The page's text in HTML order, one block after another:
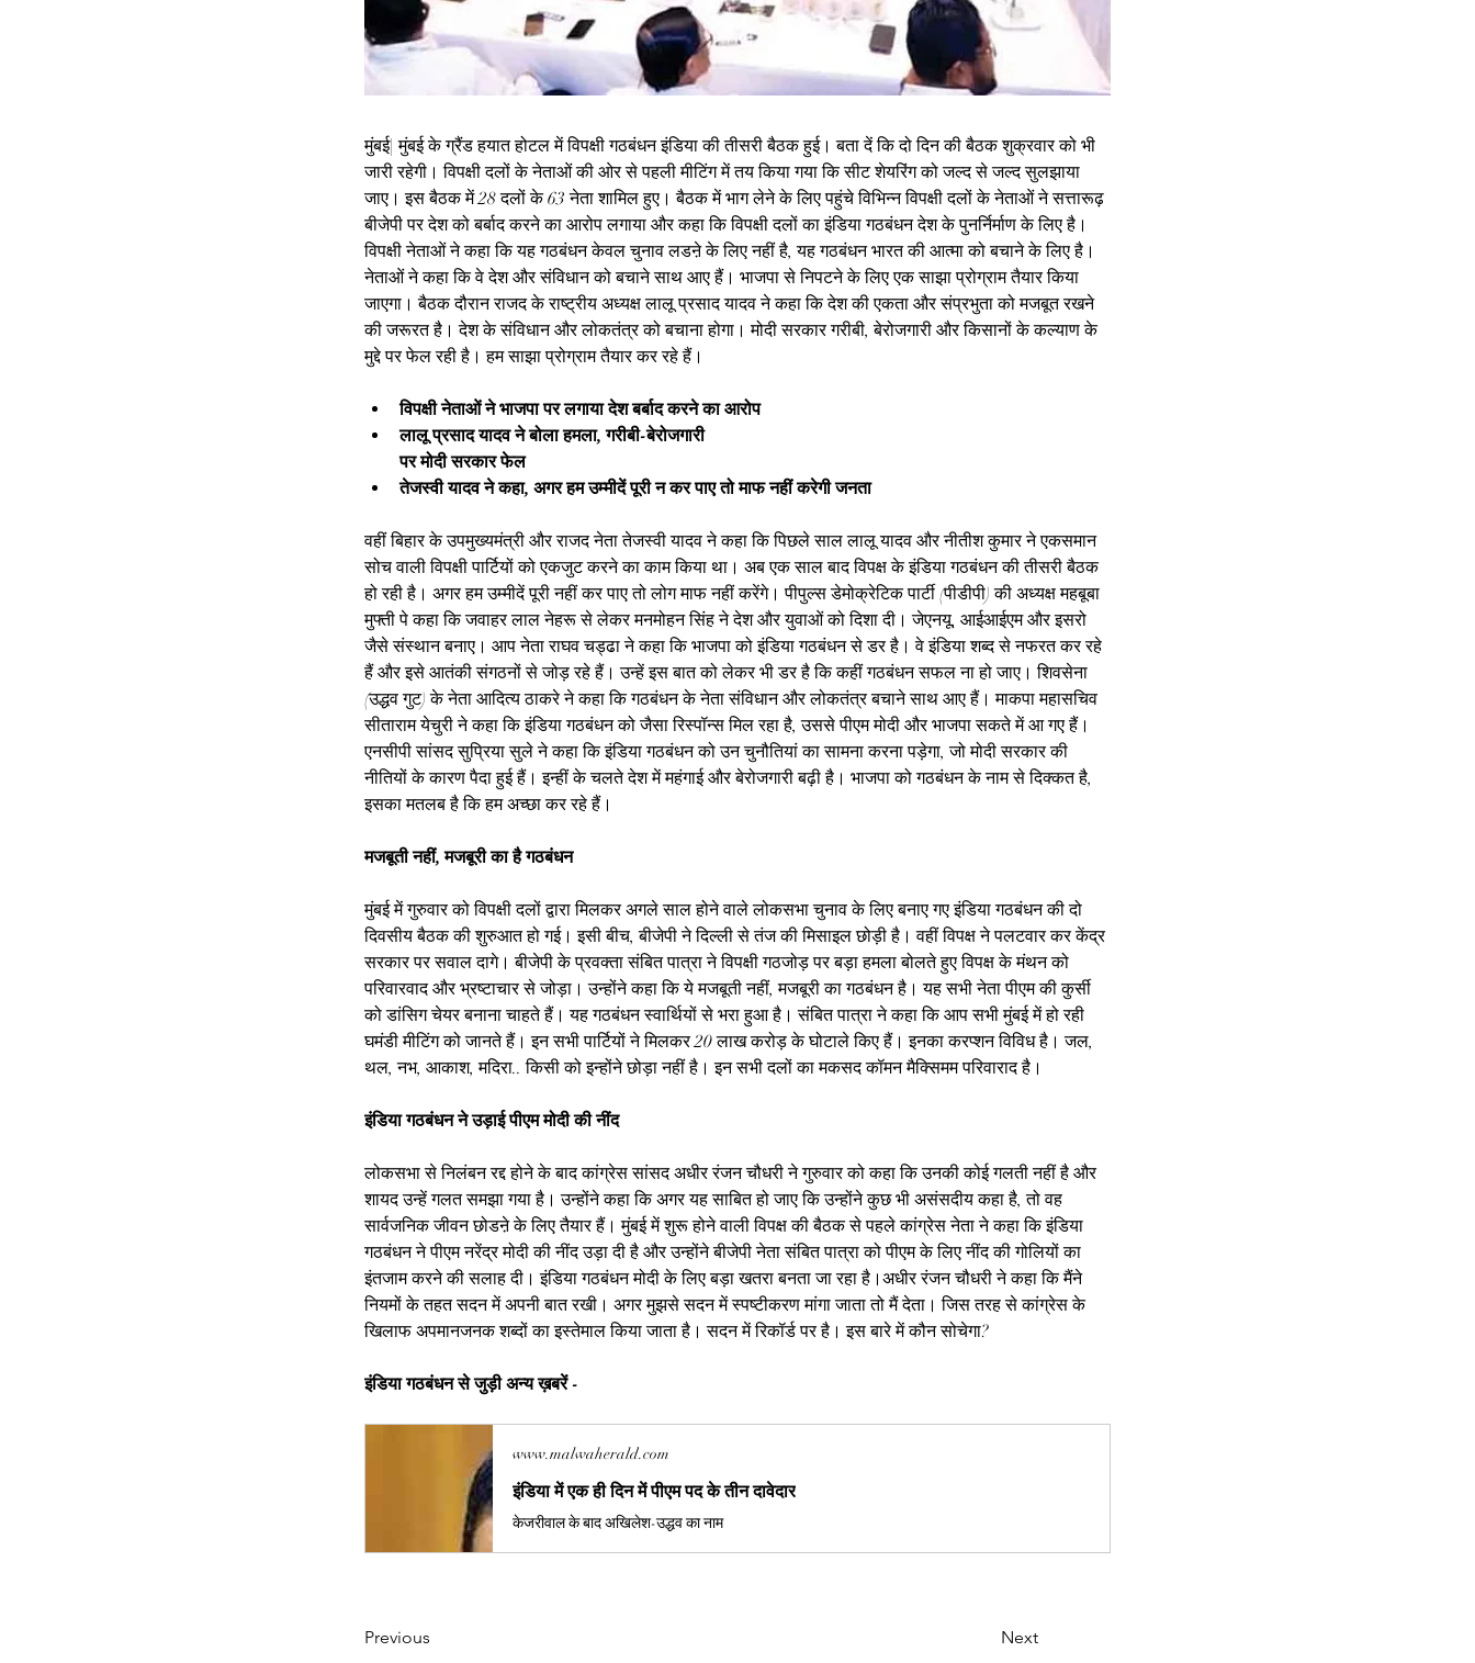
मुंबई| मुंबई के ग्रैंड हयात होटल में विपक्षी गठबंधन इंडिया की तीसरी बैठक हुई। बता दें कि दो दिन की बैठक शुक्रवार को भी
जारी रहेगी। विपक्षी दलों के नेताओं की ओर से पहली मीटिंग में तय किया गया कि सीट शेयरिंग को जल्द से जल्द सुलझाया
जाए। इस बैठक में 28 दलों के 63 नेता शामिल हुए। बैठक में भाग लेने के लिए पहुंचे विभिन्न विपक्षी दलों के नेताओं ने सत्तारूढ़
बीजेपी पर देश को बर्बाद करने का आरोप लगाया और कहा कि विपक्षी दलों का इंडिया गठबंधन देश के पुनर्निर्माण के लिए है।
विपक्षी नेताओं ने कहा कि यह गठबंधन केवल चुनाव लडऩे के लिए नहीं है, यह गठबंधन भारत की आत्मा को बचाने के लिए है।
नेताओं ने कहा कि वे देश और संविधान को बचाने साथ आए हैं। भाजपा से निपटने के लिए एक साझा प्रोग्राम तैयार किया
जाएगा। बैठक दौरान राजद के राष्ट्रीय अध्यक्ष लालू प्रसाद यादव ने कहा कि देश की एकता और संप्रभुता को मजबूत रखने
की जरूरत है। देश के संविधान और लोकतंत्र को बचाना होगा। मोदी सरकार गरीबी, बेरोजगारी और किसानों के कल्याण के
मुद्दे पर फेल रही है। हम साझा प्रोग्राम तैयार कर रहे हैं।
विपक्षी नेताओं ने भाजपा पर लगाया देश बर्बाद करने का आरोप
लालू प्रसाद यादव ने बोला हमला, गरीबी-बेरोजगारी
पर मोदी सरकार फेल
तेजस्वी यादव ने कहा, अगर हम उम्मीदें पूरी न कर पाए तो माफ नहीं करेगी जनता
वहीं बिहार के उपमुख्यमंत्री और राजद नेता तेजस्वी यादव ने कहा कि पिछले साल लालू यादव और नीतीश कुमार ने एकसमान
सोच वाली विपक्षी पार्टियों को एकजुट करने का काम किया था। अब एक साल बाद विपक्ष के इंडिया गठबंधन की तीसरी बैठक
हो रही है। अगर हम उम्मीदें पूरी नहीं कर पाए तो लोग माफ नहीं करेंगे। पीपुल्स डेमोक्रेटिक पार्टी (पीडीपी) की अध्यक्ष महबूबा
मुफ्ती पे कहा कि जवाहर लाल नेहरू से लेकर मनमोहन सिंह ने देश और युवाओं को दिशा दी। जेएनयू, आईआईएम और इसरो
जैसे संस्थान बनाए। आप नेता राघव चड्ढा ने कहा कि भाजपा को इंडिया गठबंधन से डर है। वे इंडिया शब्द से नफरत कर रहे
हैं और इसे आतंकी संगठनों से जोड़ रहे हैं। उन्हें इस बात को लेकर भी डर है कि कहीं गठबंधन सफल ना हो जाए। शिवसेना
(उद्धव गुट) के नेता आदित्य ठाकरे ने कहा कि गठबंधन के नेता संविधान और लोकतंत्र बचाने साथ आए हैं। माकपा महासचिव
सीताराम येचुरी ने कहा कि इंडिया गठबंधन को जैसा रिस्पॉन्स मिल रहा है, उससे पीएम मोदी और भाजपा सकते में आ गए हैं।
एनसीपी सांसद सुप्रिया सुले ने कहा कि इंडिया गठबंधन को उन चुनौतियां का सामना करना पड़ेगा, जो मोदी सरकार की
नीतियों के कारण पैदा हुई हैं। इन्हीं के चलते देश में महंगाई और बेरोजगारी बढ़ी है। भाजपा को गठबंधन के नाम से दिक्कत है,
इसका मतलब है कि हम अच्छा कर रहे हैं।
मजबूती नहीं, मजबूरी का है गठबंधन
मुंबई में गुरुवार को विपक्षी दलों द्वारा मिलकर अगले साल होने वाले लोकसभा चुनाव के लिए बनाए गए इंडिया गठबंधन की दो
दिवसीय बैठक की शुरुआत हो गई। इसी बीच, बीजेपी ने दिल्ली से तंज की मिसाइल छोड़ी है। वहीं विपक्ष ने पलटवार कर केंद्र
सरकार पर सवाल दागे। बीजेपी के प्रवक्ता संबित पात्रा ने विपक्षी गठजोड़ पर बड़ा हमला बोलते हुए विपक्ष के मंथन को
परिवारवाद और भ्रष्टाचार से जोड़ा। उन्होंने कहा कि ये मजबूती नहीं, मजबूरी का गठबंधन है। यह सभी नेता पीएम की कुर्सी
को डांसिग चेयर बनाना चाहते हैं। यह गठबंधन स्वार्थियों से भरा हुआ है। संबित पात्रा ने कहा कि आप सभी मुंबई में हो रही
घमंडी मीटिंग को जानते हैं। इन सभी पार्टियों ने मिलकर 20 लाख करोड़ के घोटाले किए हैं। इनका करप्शन विविध है। जल,
थल, नभ, आकाश, मदिरा.. किसी को इन्होंने छोड़ा नहीं है। इन सभी दलों का मकसद कॉमन मैक्सिमम परिवाराद है।
इंडिया गठबंधन ने उड़ाई पीएम मोदी की नींद
लोकसभा से निलंबन रद्द होने के बाद कांग्रेस सांसद अधीर रंजन चौधरी ने गुरुवार को कहा कि उनकी कोई गलती नहीं है और
शायद उन्हें गलत समझा गया है। उन्होंने कहा कि अगर यह साबित हो जाए कि उन्होंने कुछ भी असंसदीय कहा है, तो वह
सार्वजनिक जीवन छोडऩे के लिए तैयार हैं। मुंबई में शुरू होने वाली विपक्ष की बैठक से पहले कांग्रेस नेता ने कहा कि इंडिया
गठबंधन ने पीएम नरेंद्र मोदी की नींद उड़ा दी है और उन्होंने बीजेपी नेता संबित पात्रा को पीएम के लिए नींद की गोलियों का
इंतजाम करने की सलाह दी। इंडिया गठबंधन मोदी के लिए बड़ा खतरा बनता जा रहा है।अधीर रंजन चौधरी ने कहा कि मैंने
नियमों के तहत सदन में अपनी बात रखी। अगर मुझसे सदन में स्पष्टीकरण मांगा जाता तो मैं देता। जिस तरह से कांग्रेस के
खिलाफ अपमानजनक शब्दों का इस्तेमाल किया जाता है। सदन में रिकॉर्ड पर है। इस बारे में कौन सोचेगा?
इंडिया गठबंधन से जुड़ी अन्य ख़बरें -
www.malwaherald.com
इंडिया में एक ही दिन में पीएम पद के तीन दावेदार
केजरीवाल के बाद अखिलेश-उद्धव का नाम
Previous Next